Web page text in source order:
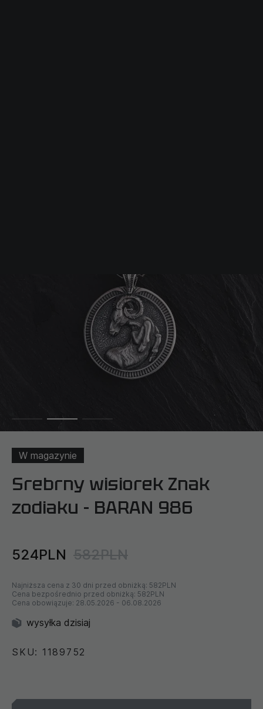
W magazynie
Srebrny wisiorek Znak
zodiaku - BARAN 986
524PLN 582PLN
Najniższa cena z 30 dni przed obniżką: 582PLN
Cena bezpośrednio przed obniżką: 582PLN
Cena obowiązuje: 28.05.2026 - 06.08.2026
wysyłka dzisiaj
SKU: 1189752